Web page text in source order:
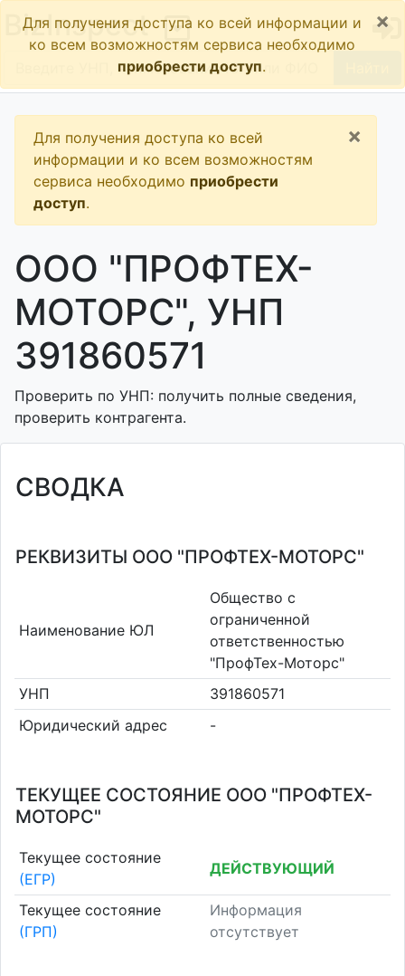
BizInspect
Для получения доступа ко всей информации и
ко всем возможностям сервиса необходимо
приобрести доступ.
×
Для получения доступа ко всей
информации и ко всем возможностям
сервиса необходимо приобрести
доступ.
×
ООО "ПРОФТЕХ-
МОТОРС", УНП
391860571
Проверить по УНП: получить полные сведения,
проверить контрагента.
СВОДКА
РЕКВИЗИТЫ ООО "ПРОФТЕХ-МОТОРС"
Наименование ЮЛ
Общество с
ограниченной
ответственностью
"ПрофТех-Моторс"
УНП
391860571
Юридический адрес
-
ТЕКУЩЕЕ СОСТОЯНИЕ ООО "ПРОФТЕХ-
МОТОРС"
Текущее состояние
(ЕГР)
ДЕЙСТВУЮЩИЙ
Текущее состояние
(ГРП)
Информация
отсутствует